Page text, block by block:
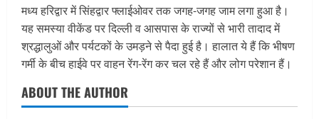
मध्य हरिद्वार में सिंहद्वार फ्लाईओवर तक जगह-जगह जाम लगा हुआ है।
यह समस्या वीकेंड पर दिल्ली व आसपास के राज्यों से भारी तादाद में
श्रद्धालुओं और पर्यटकों के उमड़ने से पैदा हुई है। हालात ये हैं कि भीषण
गर्मी के बीच हाईवे पर वाहन रेंग-रेंग कर चल रहे हैं और लोग परेशान हैं।
ABOUT THE AUTHOR